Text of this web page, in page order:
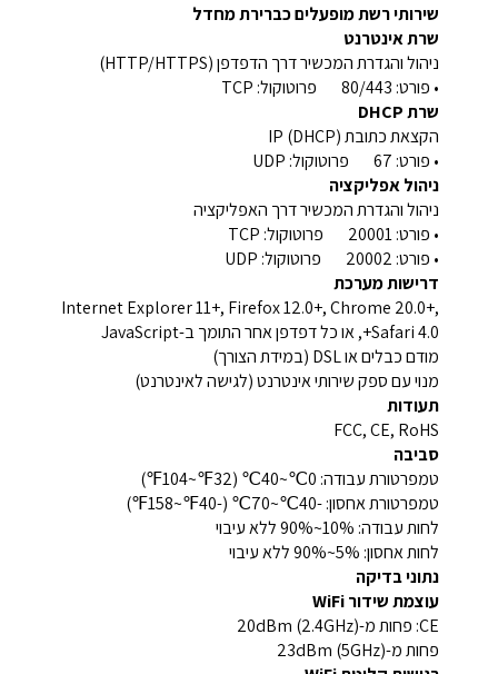
שירותי רשת מופעלים כברירת מחדל
שרת אינטרנט
ניהול והגדרת המכשיר דרך הדפדפן (HTTP/HTTPS)
• פורט: 80/443 פרוטוקול: TCP
שרת DHCP
הקצאת כתובת IP (DHCP)
• פורט: 67 פרוטוקול: UDP
ניהול אפליקציה
ניהול והגדרת המכשיר דרך האפליקציה
• פורט: 20001 פרוטוקול: TCP
• פורט: 20002 פרוטוקול: UDP
דרישות מערכת
Internet Explorer 11+, Firefox 12.0+, Chrome 20.0+,
Safari 4.0+, או כל דפדפן אחר התומך ב-JavaScript
מודם כבלים או DSL (במידת הצורך)
מנוי עם ספק שירותי אינטרנט (לגישה לאינטרנט)
תעודות
FCC, CE, RoHS
סביבה
טמפרטורת עבודה: 0℃~40℃ (32℉~104℉)
טמפרטורת אחסון: -40℃~70℃ (-40℉~158℉)
לחות עבודה: 10%~90% ללא עיבוי
לחות אחסון: 5%~90% ללא עיבוי
נתוני בדיקה
עוצמת שידור WiFi
CE: פחות מ-20dBm (2.4GHz)
פחות מ-23dBm (5GHz)